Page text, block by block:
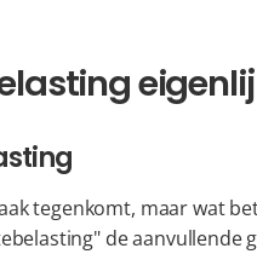
tegenkomt, maar wat